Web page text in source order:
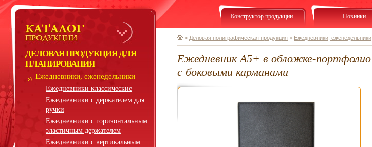
ДЕЛОВАЯ ПРОДУКЦИЯ ДЛЯ
ПЛАНИРОВАНИЯ
Ежедневники, еженедельники
Ежедневники классические
Ежедневники с держателем для
ручки
Ежедневники с горизонтальным
эластичным держателем
Ежедневники с вертикальным
Конструктор продукции Новинки
> Деловая полиграфическая продукция > Ежедневники, еженедельники
Ежедневник А5+ в обложке-портфолио
с боковыми карманами